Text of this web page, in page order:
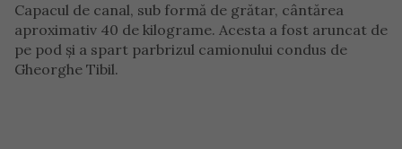
Capacul de canal, sub formă de grătar, cântărea
aproximativ 40 de kilograme. Acesta a fost aruncat de
pe pod și a spart parbrizul camionului condus de
Gheorghe Tibil.